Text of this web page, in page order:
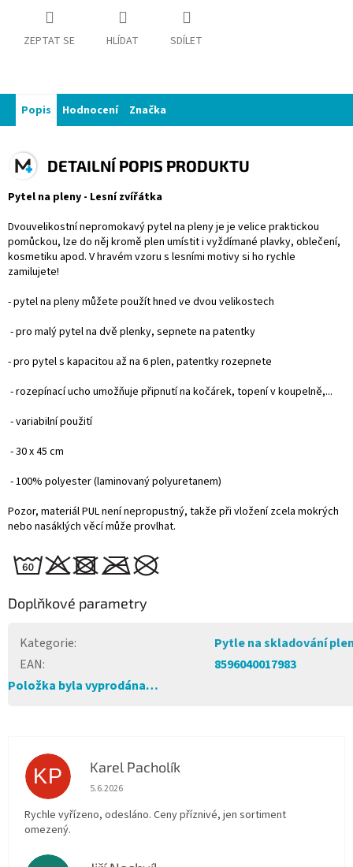
ZEPTAT SE HLÍDAT SDÍLET
Popis Hodnocení Značka
DETAILNÍ POPIS PRODUKTU
Pytel na pleny - Lesní zvířátka
Dvouvelikostní nepromokavý pytel na pleny je je velice praktickou
pomůckou, lze do něj kromě plen umístit i vyždímané plavky, oblečení,
kosmetiku apod. V hravém vzoru s lesními motivy si ho rychle
zamilujete!
- pytel na pleny můžete použít hned ve dvou velikostech
- pro malý pytel na dvě plenky, sepnete na patentky
- pro pytel s kapacitou až na 6 plen, patentky rozepnete
- rozepínací ucho umožňuje připnutí na kočárek, topení v koupelně,...
- variabilní použití
- 30 x 45 cm
- 100% polyester (laminovaný polyuretanem)
Pozor, materiál PUL není nepropustný, takže při vložení zcela mokrých
nebo nasáklých věcí může provlhat.
Doplňkové parametry
Kategorie:
Pytle na skladování
EAN:
8596040017983
Položka byla vyprodána…
KP Karel Pacholík
Hodnocení obchodu je 4 z 5 hvězdiček.
5.6.2026
Rychle vyřízeno, odesláno. Ceny příznivé, jen sortiment
omezený.